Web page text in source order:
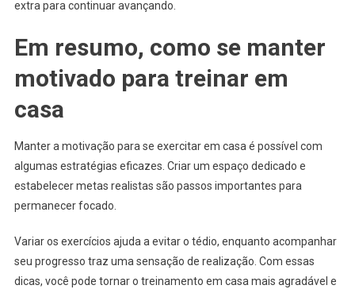
extra para continuar avançando.
Em resumo, como se manter
motivado para treinar em
casa
Manter a motivação para se exercitar em casa é possível com
algumas estratégias eficazes. Criar um espaço dedicado e
estabelecer metas realistas são passos importantes para
permanecer focado.
Variar os exercícios ajuda a evitar o tédio, enquanto acompanhar
seu progresso traz uma sensação de realização. Com essas
dicas, você pode tornar o treinamento em casa mais agradável e